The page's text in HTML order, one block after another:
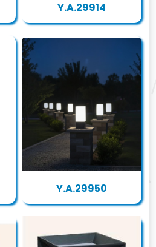
Y.A.29914
Y.A.29950